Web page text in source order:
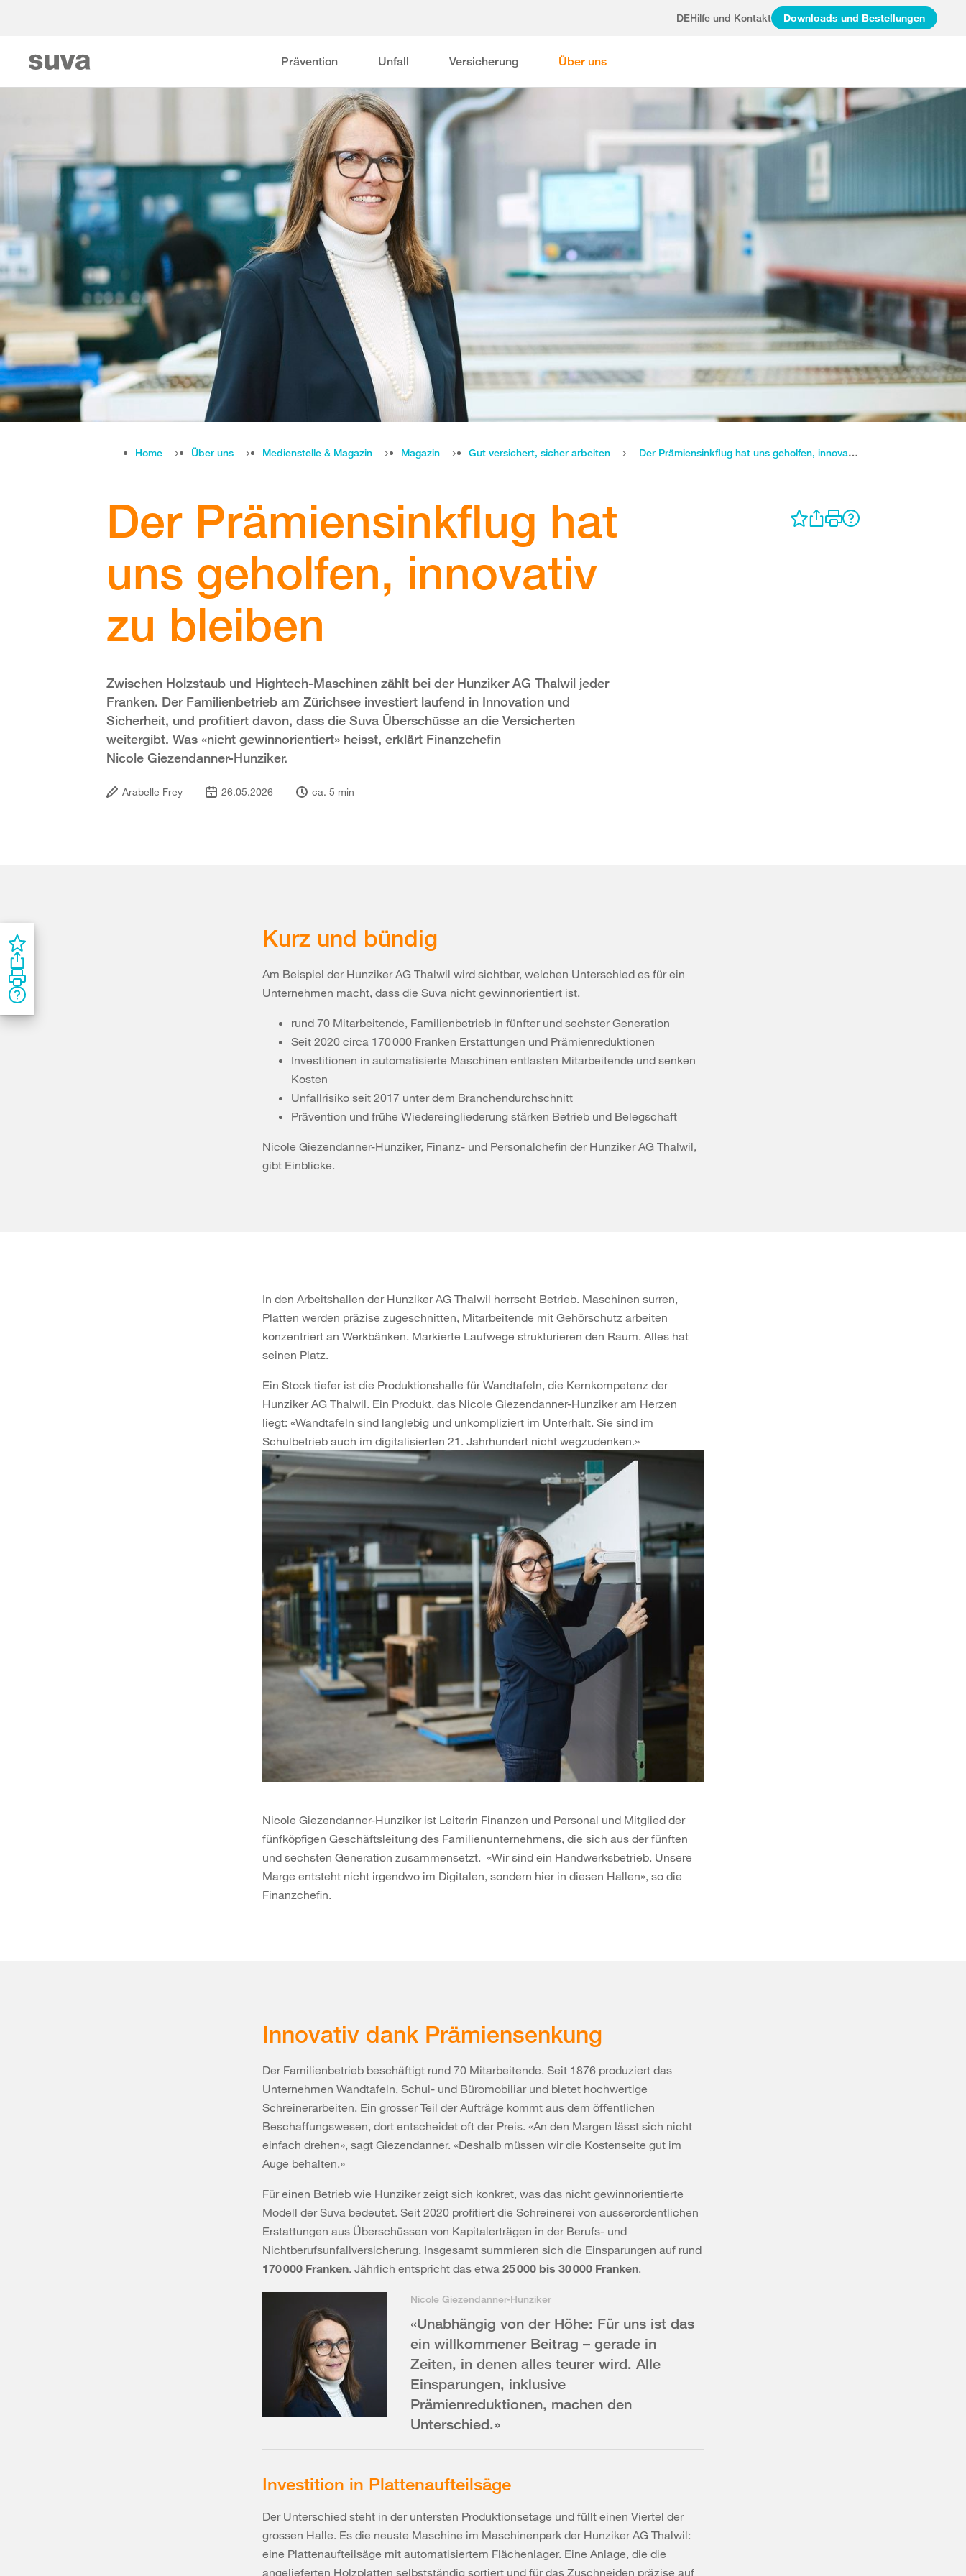
DEHilfe und Kontakt Downloads und Bestellungen
Prävention Unfall Versicherung Über uns
Home Über uns Medienstelle & Magazin Magazin Gut versichert, sicher arbeiten Der Prämiensinkflug hat uns geholfen, innovativ zu bleiben
Der Prämiensinkflug hat
uns geholfen, innovativ
zu bleiben
Zwischen Holzstaub und Hightech-Maschinen zählt bei der Hunziker AG Thalwil jeder
Franken. Der Familienbetrieb am Zürichsee investiert laufend in Innovation und
Sicherheit, und profitiert davon, dass die Suva Überschüsse an die Versicherten
weitergibt. Was «nicht gewinnorientiert» heisst, erklärt Finanzchefin
Nicole Giezendanner-Hunziker.
Arabelle Frey 26.05.2026 ca. 5 min
Kurz und bündig
Am Beispiel der Hunziker AG Thalwil wird sichtbar, welchen Unterschied es für ein
Unternehmen macht, dass die Suva nicht gewinnorientiert ist.
rund 70 Mitarbeitende, Familienbetrieb in fünfter und sechster Generation
Seit 2020 circa 170 000 Franken Erstattungen und Prämienreduktionen
Investitionen in automatisierte Maschinen entlasten Mitarbeitende und senken
Kosten
Unfallrisiko seit 2017 unter dem Branchendurchschnitt
Prävention und frühe Wiedereingliederung stärken Betrieb und Belegschaft
Nicole Giezendanner-Hunziker, Finanz- und Personalchefin der Hunziker AG Thalwil,
gibt Einblicke.
In den Arbeitshallen der Hunziker AG Thalwil herrscht Betrieb. Maschinen surren,
Platten werden präzise zugeschnitten, Mitarbeitende mit Gehörschutz arbeiten
konzentriert an Werkbänken. Markierte Laufwege strukturieren den Raum. Alles hat
seinen Platz.
Ein Stock tiefer ist die Produktionshalle für Wandtafeln, die Kernkompetenz der
Hunziker AG Thalwil. Ein Produkt, das Nicole Giezendanner-Hunziker am Herzen
liegt: «Wandtafeln sind langlebig und unkompliziert im Unterhalt. Sie sind im
Schulbetrieb auch im digitalisierten 21. Jahrhundert nicht wegzudenken.»
Nicole Giezendanner-Hunziker ist Leiterin Finanzen und Personal und Mitglied der
fünfköpfigen Geschäftsleitung des Familienunternehmens, die sich aus der fünften
und sechsten Generation zusammensetzt. «Wir sind ein Handwerksbetrieb. Unsere
Marge entsteht nicht irgendwo im Digitalen, sondern hier in diesen Hallen», so die
Finanzchefin.
Innovativ dank Prämiensenkung
Der Familienbetrieb beschäftigt rund 70 Mitarbeitende. Seit 1876 produziert das
Unternehmen Wandtafeln, Schul- und Büromobiliar und bietet hochwertige
Schreinerarbeiten. Ein grosser Teil der Aufträge kommt aus dem öffentlichen
Beschaffungswesen, dort entscheidet oft der Preis. «An den Margen lässt sich nicht
einfach drehen», sagt Giezendanner. «Deshalb müssen wir die Kostenseite gut im
Auge behalten.»
Für einen Betrieb wie Hunziker zeigt sich konkret, was das nicht gewinnorientierte
Modell der Suva bedeutet. Seit 2020 profitiert die Schreinerei von ausserordentlichen
Erstattungen aus Überschüssen von Kapitalerträgen in der Berufs- und
Nichtberufsunfallversicherung. Insgesamt summieren sich die Einsparungen auf rund
170 000 Franken. Jährlich entspricht das etwa 25 000 bis 30 000 Franken.
Nicole Giezendanner-Hunziker
«Unabhängig von der Höhe: Für uns ist das
ein willkommener Beitrag – gerade in
Zeiten, in denen alles teurer wird. Alle
Einsparungen, inklusive
Prämienreduktionen, machen den
Unterschied.»
Investition in Plattenaufteilsäge
Der Unterschied steht in der untersten Produktionsetage und füllt einen Viertel der
grossen Halle. Es die neuste Maschine im Maschinenpark der Hunziker AG Thalwil:
eine Plattenaufteilsäge mit automatisiertem Flächenlager. Eine Anlage, die die
angelieferten Holzplatten selbstständig sortiert und für das Zuschneiden präzise auf